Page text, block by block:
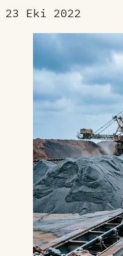
23 Eki 2022